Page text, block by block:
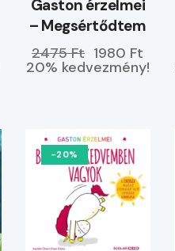
Gaston érzelmei
– Megsértődtem
2475 Ft 1980 Ft
20% kedvezmény!
-20%